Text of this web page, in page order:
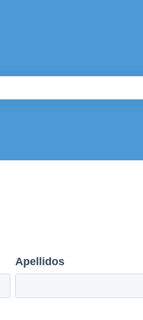
Apellidos